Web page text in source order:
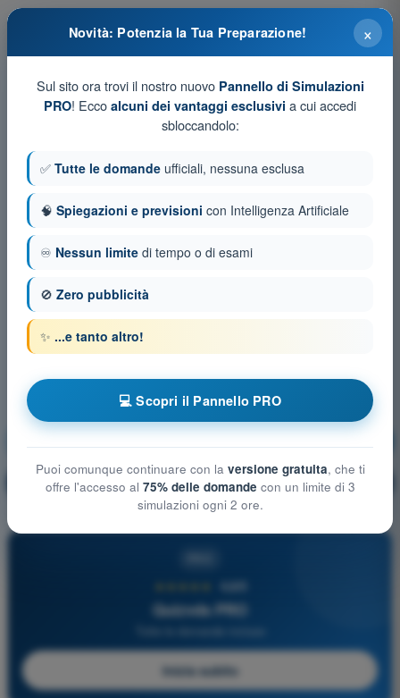
🔒 PRO Spiegazione domanda
4,6/5
Quizvds PRO
Inizia subito
×
Novità: Potenzia la Tua Preparazione!
Sul sito ora trovi il nostro nuovo Pannello di Simulazioni
PRO! Ecco alcuni dei vantaggi esclusivi a cui accedi
sbloccandolo:
✅ Tutte le domande ufficiali, nessuna esclusa
🧠 Spiegazioni e previsioni con Intelligenza Artificiale
♾️ Nessun limite di tempo o di esami
🚫 Zero pubblicità
✨ ...e tanto altro!
💻 Scopri il Pannello PRO
Puoi comunque continuare con la versione gratuita, che ti
offre l'accesso al 75% delle domande con un limite di 3
simulazioni ogni 2 ore.